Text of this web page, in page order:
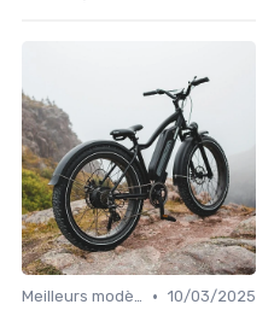
Meilleurs modèles et marques • 10/03/2025